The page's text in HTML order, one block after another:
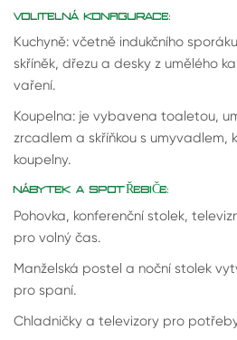
VOLITELNÁ KONFIGURACE:
Kuchyně: včetně indukčního
skříněk, dřezu a desky z umělého
vaření.
Koupelna: je vybavena toaletou,
zrcadlem a skříňkou s umyvadlem,
koupelny.
NÁBYTEK A SPOTŘEBIČE:
Pohovka, konferenční stolek,
pro volný čas.
Manželská postel a noční stolek
pro spaní.
Chladničky a televizory pro